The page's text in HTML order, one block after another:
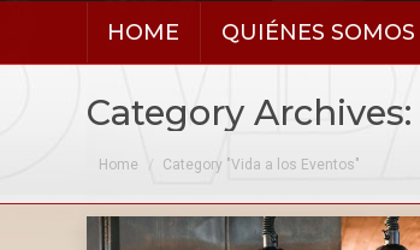
HOME QUIÉNES SOMOS
Category Archives:
Home Category "Vida a los Eventos"